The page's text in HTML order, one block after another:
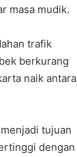
masa mudik.
trafik
berkurang
naik antara
tujuan
dengan